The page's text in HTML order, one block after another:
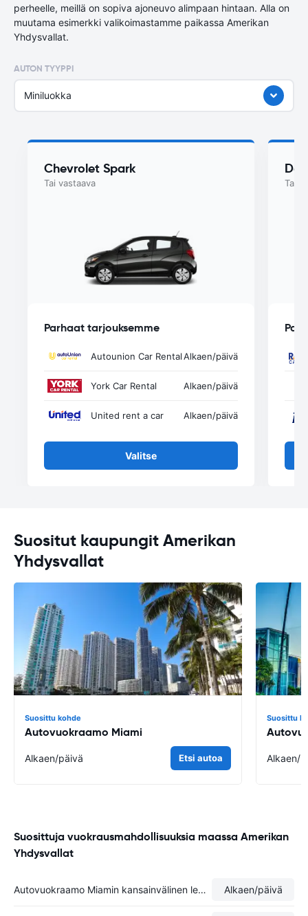
perheelle, meillä on sopiva ajoneuvo alimpaan hintaan. Alla on
muutama esimerkki valikoimastamme paikassa Amerikan
Yhdysvallat.
AUTON TYYPPI
Miniluokka
Chevrolet Spark
Tai vastaava
Parhaat tarjouksemme
Autounion Car RentalAlkaen/päivä
York Car Rental Alkaen/päivä
United rent a car Alkaen/päivä
Valitse
Tai
Suositut kaupungit Amerikan
Yhdysvallat
Suosittu kohde
Autovuokraamo Miami
Alkaen/päivä Etsi autoa
Suosittu
Alkaen/
Suosittuja vuokrausmahdollisuuksia maassa Amerikan
Yhdysvallat
Autovuokraamo Miamin kansainvälinen lentoasema Alkaen/päivä